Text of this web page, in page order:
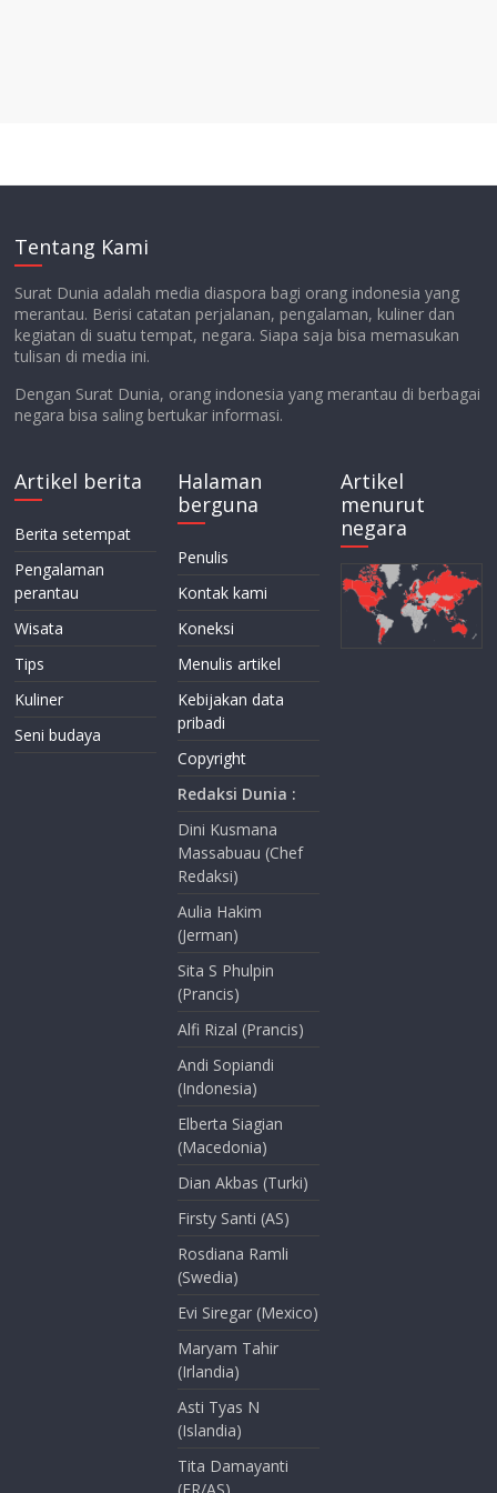
Tentang Kami
Surat Dunia adalah media diaspora bagi orang indonesia yang
merantau. Berisi catatan perjalanan, pengalaman, kuliner dan
kegiatan di suatu tempat, negara. Siapa saja bisa memasukan
tulisan di media ini.
Dengan Surat Dunia, orang indonesia yang merantau di berbagai
negara bisa saling bertukar informasi.
Artikel berita
Berita setempat
Pengalaman
perantau
Wisata
Tips
Kuliner
Seni budaya
Halaman
berguna
Penulis
Kontak kami
Koneksi
Menulis artikel
Kebijakan data
pribadi
Copyright
Redaksi Dunia :
Dini Kusmana
Massabuau (Chef
Redaksi)
Aulia Hakim
(Jerman)
Sita S Phulpin
(Prancis)
Alfi Rizal (Prancis)
Andi Sopiandi
(Indonesia)
Elberta Siagian
(Macedonia)
Dian Akbas (Turki)
Firsty Santi (AS)
Rosdiana Ramli
(Swedia)
Evi Siregar (Mexico)
Maryam Tahir
(Irlandia)
Asti Tyas N
(Islandia)
Tita Damayanti
Artikel
menurut
negara